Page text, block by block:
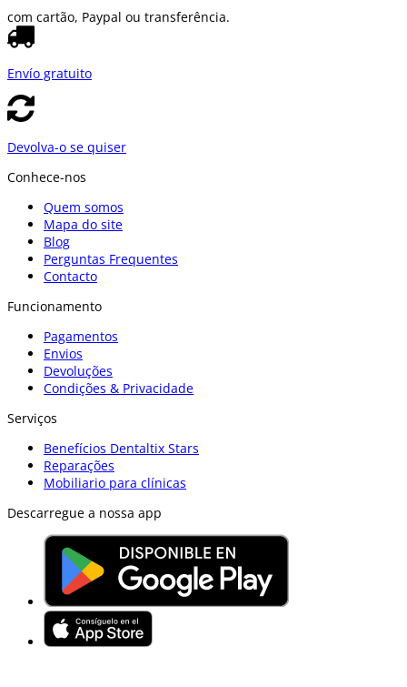
com cartão, Paypal ou transferência.
Envío gratuito
Devolva-o se quiser
Conhece-nos
Quem somos
Mapa do site
Blog
Perguntas Frequentes
Contacto
Funcionamento
Pagamentos
Envios
Devoluções
Condições & Privacidade
Serviços
Benefícios Dentaltix Stars
Reparações
Mobiliario para clínicas
Descarregue a nossa app